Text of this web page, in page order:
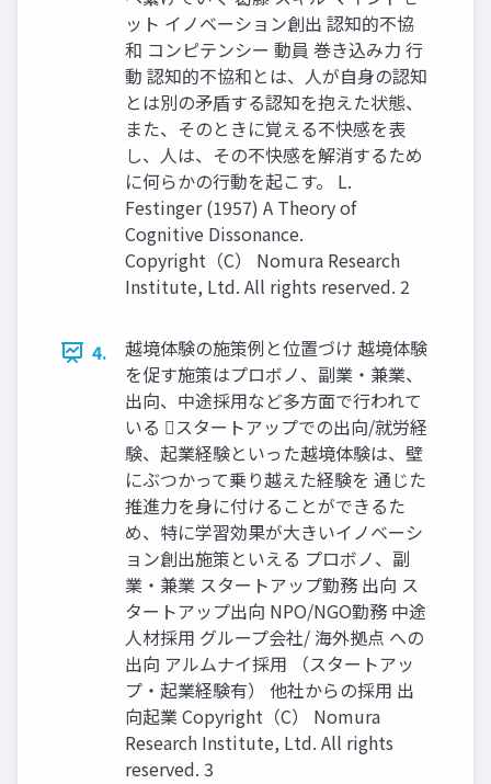
ット イノベーション創出 認知的不協
和 コンピテンシー 動員 巻き込み力 行
動 認知的不協和とは、人が自身の認知
とは別の矛盾する認知を抱えた状態、
また、そのときに覚える不快感を表
し、人は、その不快感を解消するため
に何らかの行動を起こす。 L.
Festinger (1957) A Theory of
Cognitive Dissonance.
Copyright（C） Nomura Research
Institute, Ltd. All rights reserved. 2
4.
越境体験の施策例と位置づけ 越境体験
を促す施策はプロボノ、副業・兼業、
出向、中途採用など多方面で行われて
いる スタートアップでの出向/就労経
験、起業経験といった越境体験は、壁
にぶつかって乗り越えた経験を 通じた
推進力を身に付けることができるた
め、特に学習効果が大きいイノベーシ
ョン創出施策といえる プロボノ、副
業・兼業 スタートアップ勤務 出向 ス
タートアップ出向 NPO/NGO勤務 中途
人材採用 グループ会社/ 海外拠点 への
出向 アルムナイ採用 （スタートアッ
プ・起業経験有） 他社からの採用 出
向起業 Copyright（C） Nomura
Research Institute, Ltd. All rights
reserved. 3